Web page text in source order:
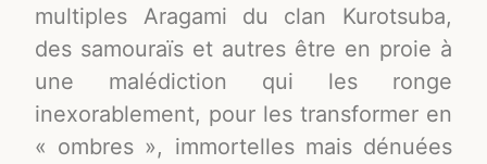
multiples Aragami du clan Kurotsuba,
des samouraïs et autres être en proie à
une malédiction qui les ronge
inexorablement, pour les transformer en
« ombres », immortelles mais dénuées